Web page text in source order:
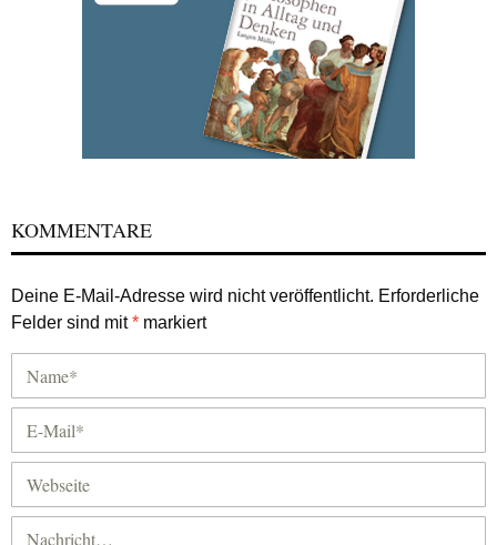
KOMMENTARE
Deine E-Mail-Adresse wird nicht veröffentlicht. Erforderliche
Felder sind mit* markiert